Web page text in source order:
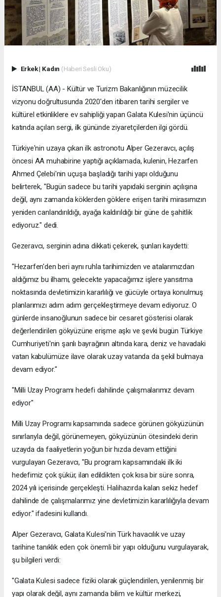
Erkek| Kadın (Haberi Sesli Oku)
İSTANBUL (AA) - Kültür ve Turizm Bakanlığının müzecilik
vizyonu doğrultusunda 2020'den itibaren tarihi sergiler ve
kültürel etkinliklere ev sahipliği yapan Galata Kulesi'nin üçüncü
katında açılan sergi, ilk gününde ziyaretçilerden ilgi gördü.
Türkiye'nin uzaya çıkan ilk astronotu Alper Gezeravcı, açılış
öncesi AA muhabirine yaptığı açıklamada, kulenin, Hezarfen
Ahmed Çelebi'nin uçuşa başladığı tarihi yapı olduğunu
belirterek, "Bugün sadece bu tarihi yapıdaki serginin açılışına
değil, aynı zamanda köklerden göklere erişen tarihi mirasımızın
yeniden canlandırıldığı, ayağa kaldırıldığı bir güne de şahitlik
ediyoruz." dedi.
Gezeravcı, serginin adına dikkati çekerek, şunları kaydetti:
"Hezarfen'den beri aynı ruhla tarihimizden ve atalarımızdan
aldığımız bu ilhamı, gelecekte yapacağımız işlere yansıtma
noktasında devletimizin kararlılığı ve gücüyle ortaya konulmuş
planlarımızı adım adım gerçekleştirmeye devam ediyoruz. O
günlerde insanoğlunun sadece bir cesaret gösterisi olarak
değerlendirilen gökyüzüne erişme aşkı ve şevki bugün Türkiye
Cumhuriyeti'nin şanlı bayrağının altında kara, deniz ve havadaki
vatan kabulümüze ilave olarak uzay vatanda da şekil bulmaya
devam ediyor."
"Milli Uzay Programı hedefi dahilinde çalışmalarımız devam
ediyor"
Milli Uzay Programı kapsamında sadece görünen gökyüzünün
sınırlarıyla değil, görünemeyen, gökyüzünün ötesindeki derin
uzayda da faaliyetlerin yoğun bir hızda devam ettiğini
vurgulayan Gezeravcı, "Bu program kapsamındaki ilk iki
hedefimiz çok şükür, ilan edildikten çok kısa bir süre sonra,
2024 yılı içerisinde gerçekleşti. Halihazırda kalan sekiz hedef
dahilinde de çalışmalarımız yine devletimizin kararlılığıyla devam
ediyor." ifadesini kullandı.
Alper Gezeravcı, Galata Kulesi'nin Türk havacılık ve uzay
tarihine tanıklık eden çok önemli bir yapı olduğunu vurgulayarak,
şu bilgileri verdi:
"Galata Kulesi sadece fiziki olarak güçlendirilen, yenilenmiş bir
yapı olarak değil, aynı zamanda bilim ve kültür merkezi,